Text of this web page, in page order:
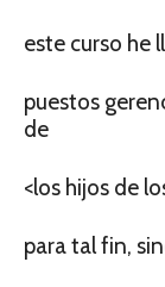
este curso he
puestos
de
<los hijos de
para tal fin,